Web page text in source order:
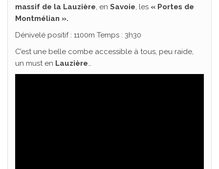
massif de la Lauzière, en Savoie, les « Portes de
Montmélian ».
Dénivelé positif : 1100m Temps : 3h30
C’est une belle combe accessible à tous, peu raide,
un must en Lauzière…